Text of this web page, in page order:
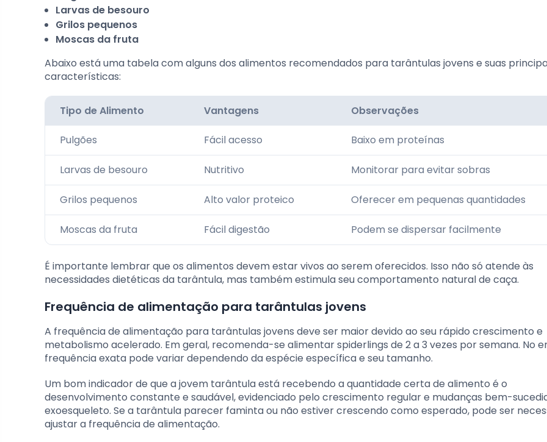
Larvas de besouro
Grilos pequenos
Moscas da fruta
Abaixo está uma tabela com alguns dos alimentos recomendados para tarântulas jovens e suas
características:
Tipo de Alimento Vantagens Observações
Pulgões Fácil acesso Baixo em proteínas
Larvas de besouro Nutritivo Monitorar para evitar sobras
Grilos pequenos Alto valor proteico Oferecer em pequenas quantidades
Moscas da fruta Fácil digestão Podem se dispersar facilmente
É importante lembrar que os alimentos devem estar vivos ao serem oferecidos. Isso não só atende às
necessidades dietéticas da tarântula, mas também estimula seu comportamento natural de caça.
Frequência de alimentação para tarântulas jovens
A frequência de alimentação para tarântulas jovens deve ser maior devido ao seu rápido crescimento e
metabolismo acelerado. Em geral, recomenda-se alimentar spiderlings de 2 a 3 vezes por semana. No
frequência exata pode variar dependendo da espécie específica e seu tamanho.
Um bom indicador de que a jovem tarântula está recebendo a quantidade certa de alimento é o
desenvolvimento constante e saudável, evidenciado pelo crescimento regular e mudanças bem-
exoesqueleto. Se a tarântula parecer faminta ou não estiver crescendo como esperado, pode ser
ajustar a frequência de alimentação.